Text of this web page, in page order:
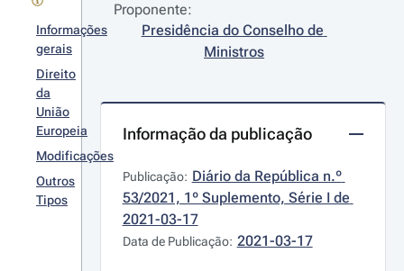
Informações
gerais
Direito
da
União
Europeia
Modificações
Outros
Tipos
Proponente:
Presidência do Conselho de
Ministros
Informação da publicação
Publicação: Diário da República n.º
53/2021, 1º Suplemento, Série I de
2021-03-17
Data de Publicação: 2021-03-17